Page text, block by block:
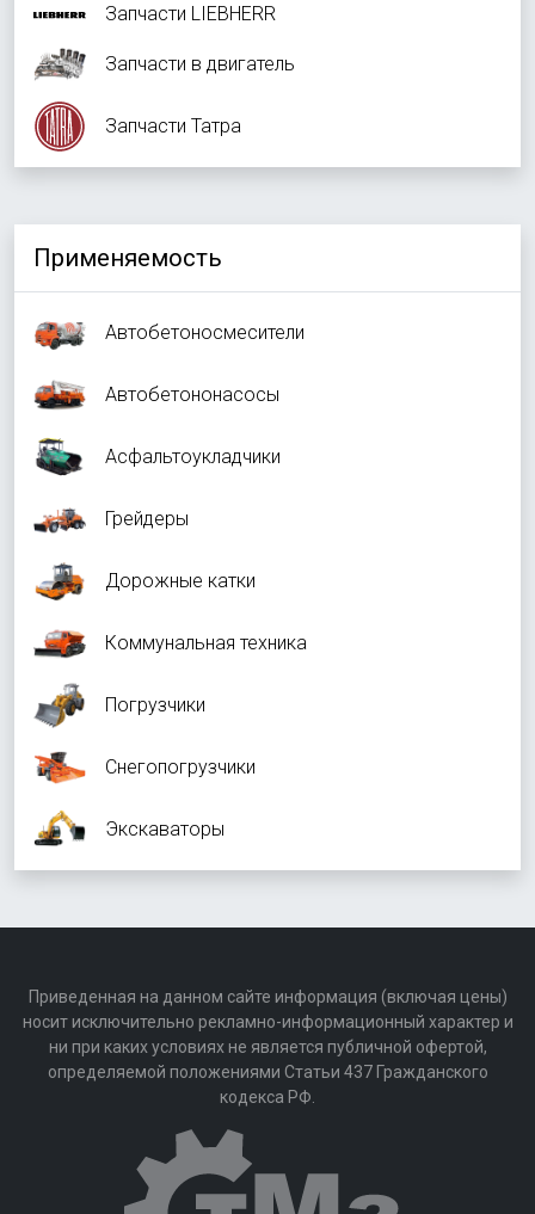
Запчасти LIEBHERR
Запчасти в двигатель
Запчасти Татра
Применяемость
Автобетоносмесители
Автобетононасосы
Асфальтоукладчики
Грейдеры
Дорожные катки
Коммунальная техника
Погрузчики
Снегопогрузчики
Экскаваторы
Приведенная на данном сайте информация (включая цены)
носит исключительно рекламно-информационный характер и
ни при каких условиях не является публичной офертой,
определяемой положениями Статьи 437 Гражданского
кодекса РФ.